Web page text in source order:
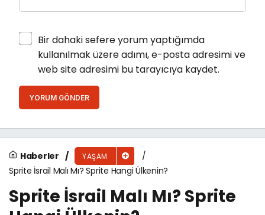
Bir dahaki sefere yorum yaptığımda
kullanılmak üzere adımı, e-posta adresimi ve
web site adresimi bu tarayıcıya kaydet.
YORUM GÖNDER
Haberler YAŞAM
Sprite İsrail Malı Mı? Sprite Hangi Ülkenin?
Sprite İsrail Malı Mı? Sprite